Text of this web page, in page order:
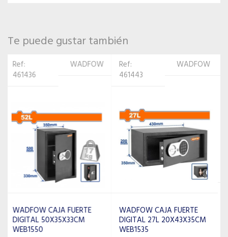
Te puede gustar también
Ref:
461443
WADFOW
WADFOW CAJA FUERTE
DIGITAL 27L 20X43X35CM
WEB1535
Ref: 461412 WADFOW
DIGITAL 7L 18X28X18CM
WEB1518